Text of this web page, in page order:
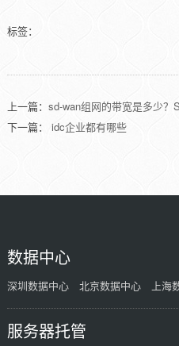
标签：
上一篇： sd-wan组网的带宽是多少？
下一篇： idc企业都有哪些
数据中心
深圳数据中心 北京数据中心 上海
服务器托管